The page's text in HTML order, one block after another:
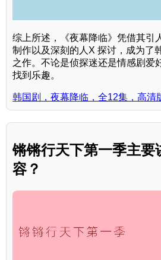
综上所述，《夜幕降临》凭借其引
制作以及深刻的人X 探讨，成为了
之作。不论是侦探迷还是情感剧爱
找到乐趣。
韩国剧，夜幕降临，全12集，高清
锵锵行天下第一季主要
容？